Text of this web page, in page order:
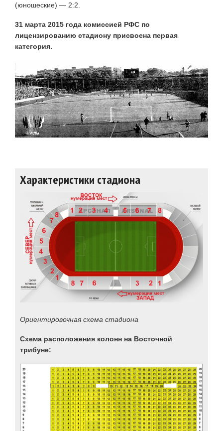
(юношеские) — 2:2.
31 марта 2015 года комиссией РФС по
лицензированию стадиону присвоена первая
категория.
Характеристики стадиона
Ориентировочная схема стадиона
Схема расположения колонн на Восточной
трибуне: